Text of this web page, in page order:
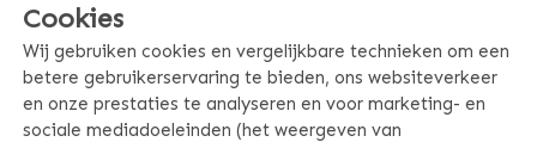
PRODUCT SPECIFICATIES
Cookies
Wij gebruiken cookies en vergelijkbare technieken om een
betere gebruikerservaring te bieden, ons websiteverkeer
en onze prestaties te analyseren en voor marketing- en
sociale mediadoeleinden (het weergeven van